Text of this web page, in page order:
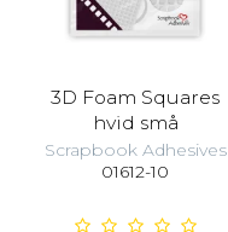
3D Foam Squares
hvid små
Scrapbook Adhesives
01612-10